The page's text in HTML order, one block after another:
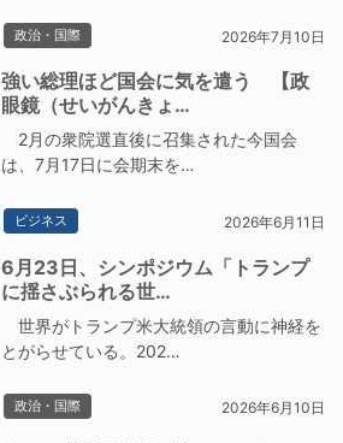
政治・国際 2026年7月10日
強い総理ほど国会に気を遣う 【政
眼鏡（せいがんきょ…
2月の衆院選直後に召集された今国会
は、7月17日に会期末を…
ビジネス 2026年6月11日
6月23日、シンポジウム「トランプ
に揺さぶられる世…
世界がトランプ米大統領の言動に神経を
とがらせている。202…
政治・国際 2026年6月10日